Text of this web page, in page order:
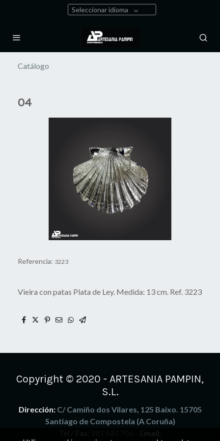
Seleccionar idioma
Catálogo
04
Referencia: 3223
Vieira con patas Plata de Ley. Medida: 13 cm. Ref. 3223
Copyright © 2020 - ARTESANIA PAMPIN,
S.L.
Dirección: C/ Camiño dos Vilares, 125 Baixo. 15705
Santiago de Compostela (A Coruña)